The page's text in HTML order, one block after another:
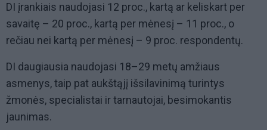
DI įrankiais naudojasi 12 proc., kartą ar keliskart per
savaitę – 20 proc., kartą per mėnesį – 11 proc., o
rečiau nei kartą per mėnesį – 9 proc. respondentų.
DI daugiausia naudojasi 18–29 metų amžiaus
asmenys, taip pat aukštąjį išsilavinimą turintys
žmonės, specialistai ir tarnautojai, besimokantis
jaunimas.